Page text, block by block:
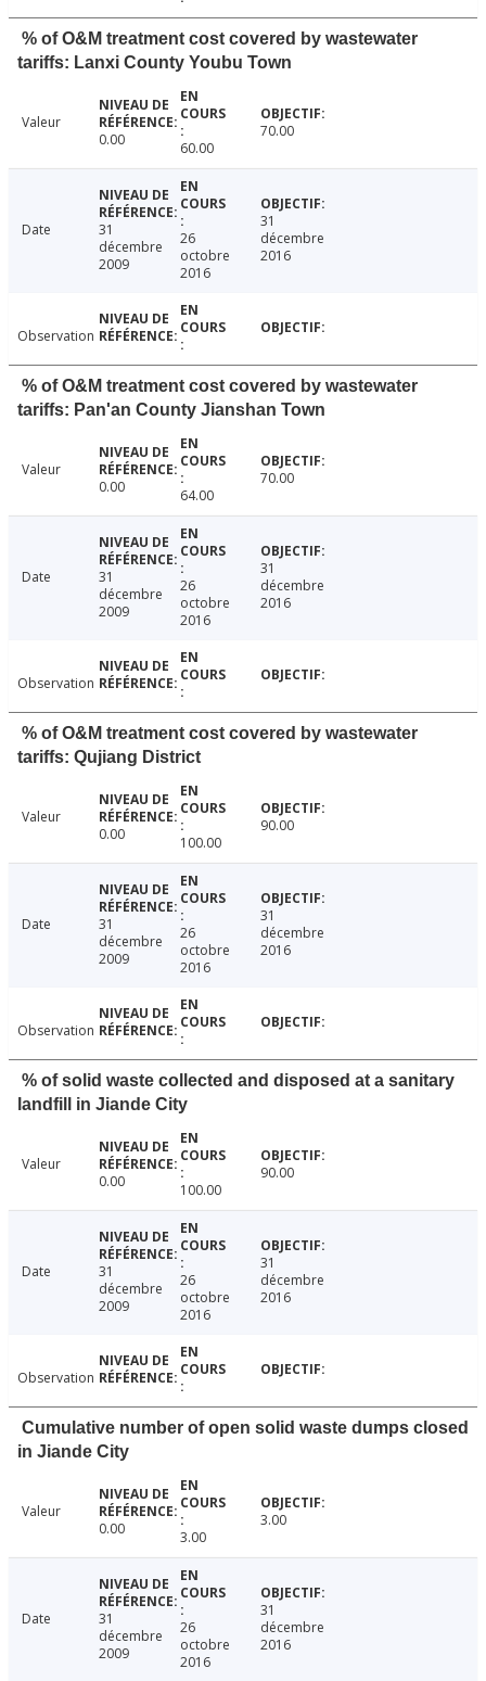
% of O&M treatment cost covered by wastewater
tariffs: Lanxi County Youbu Town
Valeur
0.00
60.00
70.00
Date
31
décembre
2009
26
octobre
2016
31
décembre
2016
Observation
% of O&M treatment cost covered by wastewater
tariffs: Pan'an County Jianshan Town
Valeur
0.00
64.00
70.00
Date
31
décembre
2009
26
octobre
2016
31
décembre
2016
Observation
% of O&M treatment cost covered by wastewater
tariffs: Qujiang District
Valeur
0.00
100.00
90.00
Date
31
décembre
2009
26
octobre
2016
31
décembre
2016
Observation
% of solid waste collected and disposed at a sanitary
landfill in Jiande City
Valeur
0.00
100.00
90.00
Date
31
décembre
2009
26
octobre
2016
31
décembre
2016
Observation
Cumulative number of open solid waste dumps closed
in Jiande City
Valeur
0.00
3.00
3.00
Date
31
décembre
2009
26
octobre
2016
31
décembre
2016